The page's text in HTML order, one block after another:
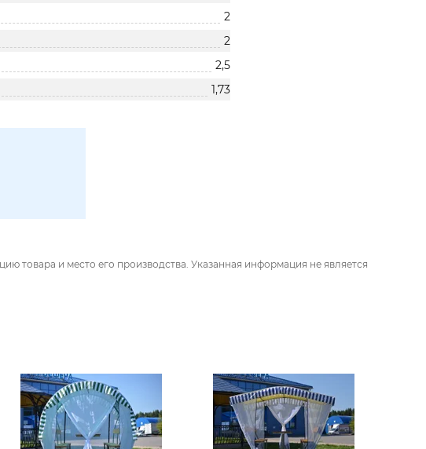
2
2
2,5
1,73
товара и место его производства. Указанная информация не является